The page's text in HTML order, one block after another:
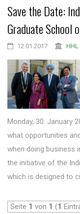
Save the Date:
Graduate School
12.01.2017 HHL
Monday, 30. January
what opportunities
when doing business
the initiative of the
which is designed to
Seite 1 von 1 (1